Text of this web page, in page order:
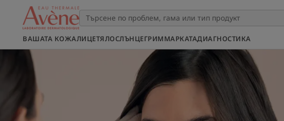
ВАШАТА КОЖАЛИЦЕТЯЛОСЛЪНЦЕГРИММАРКАТАДИАГНОСТИКА
ОТКРИЙТЕ